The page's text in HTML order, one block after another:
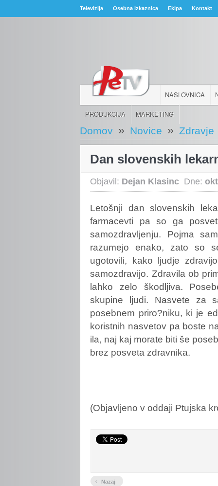
Televizija Osebna izkaznica Ekipa Kontakt
NASLOVNICA
PRODUKCIJA MARKETING
Domov » Novice » Zdravje
Dan slovenskih
Objavil: Dejan Klasinc Dne:
Letošnji dan slovenskih
farmacevti pa so ga
samozdravljenju. Pojma
razumejo enako, zato so
ugotovili, kako ljudje
samozdravijo. Zdravila ob
lahko zelo škodljiva.
skupine ljudi. Nasvete za
posebnem priro?niku, ki je
koristnih nasvetov pa boste
ila, naj kaj morate biti še
brez posveta zdravnika.
(Objavljeno v oddaji Ptujska
‹ Nazaj